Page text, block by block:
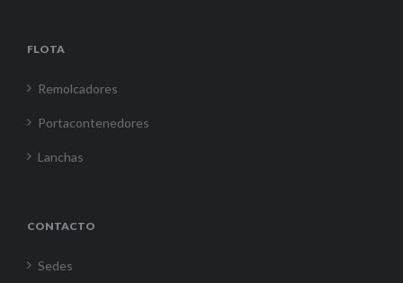
FLOTA
Remolcadores
Portacontenedores
Lanchas
CONTACTO
Sedes